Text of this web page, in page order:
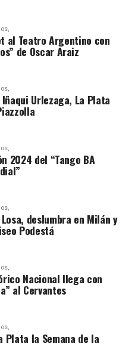
al Teatro Argentino con
de Oscar Araiz
Urlezaga, La Plata
2024 del “Tango BA
deslumbra en Milán y
Podestá
Nacional llega con
al Cervantes
Plata la Semana de la